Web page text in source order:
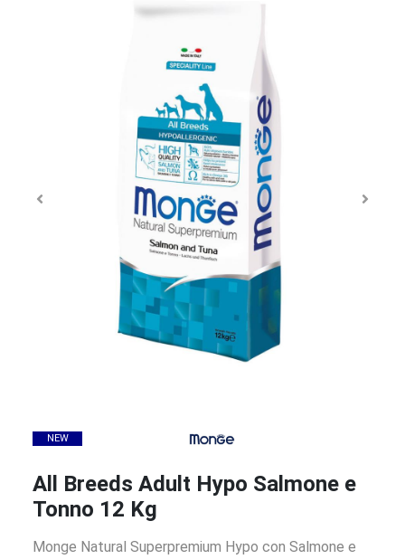
NEW
All Breeds Adult Hypo Salmone e
Tonno 12 Kg
Monge Natural Superpremium Hypo con Salmone e